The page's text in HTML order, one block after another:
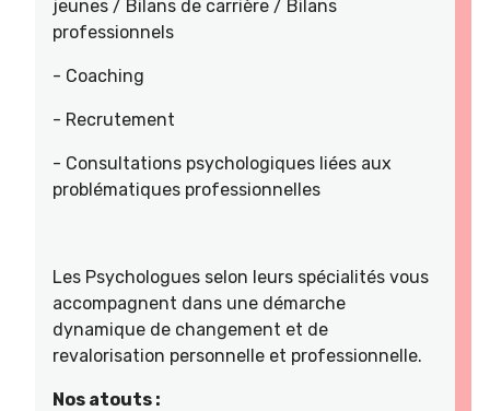
jeunes / Bilans de carrière / Bilans
professionnels
- Coaching
- Recrutement
- Consultations psychologiques liées aux
problématiques professionnelles
Les Psychologues selon leurs spécialités vous
accompagnent dans une démarche
dynamique de changement et de
revalorisation personnelle et professionnelle.
Nos atouts :